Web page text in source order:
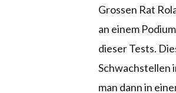
Grossen Rat
an einem
dieser Tests.
Schwachstellen
man dann in